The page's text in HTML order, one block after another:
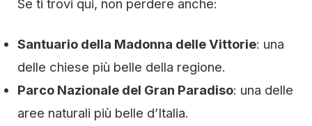
Se ti trovi qui, non perdere anche:
Santuario della Madonna delle Vittorie: una
delle chiese più belle della regione.
Parco Nazionale del Gran Paradiso: una delle
aree naturali più belle d’Italia.